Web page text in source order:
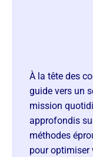
À la tête des
guide vers un
mission
approfondis
méthodes
pour optimiser